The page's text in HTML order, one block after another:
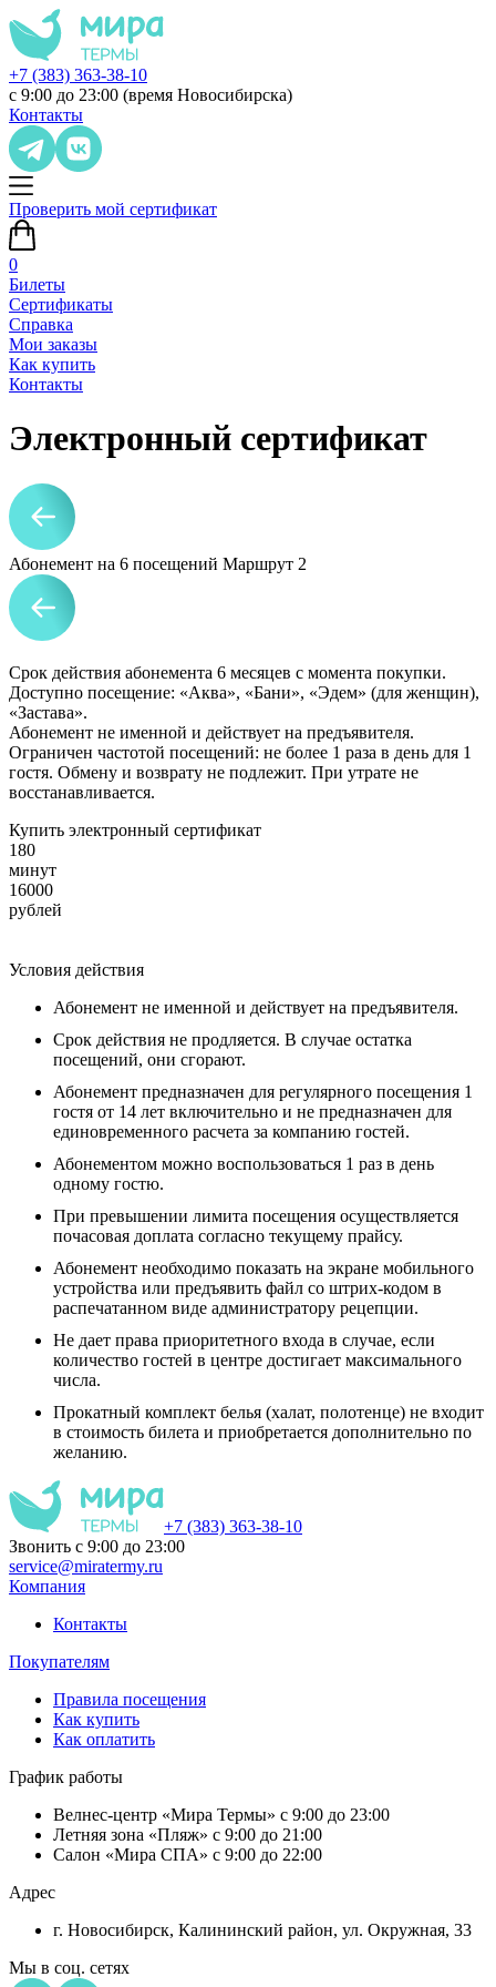
+7 (383) 363-38-10
с 9:00 до 23:00 (время Новосибирска)
Контакты
Проверить мой сертификат
0
Билеты
Сертификаты
Справка
Мои заказы
Как купить
Контакты
Электронный сертификат
Абонемент на 6 посещений Маршрут 2
Срок действия абонемента 6 месяцев с момента покупки.
Доступно посещение: «Аква», «Бани», «Эдем» (для женщин),
«Застава».
Абонемент не именной и действует на предъявителя.
Ограничен частотой посещений: не более 1 раза в день для 1
гостя. Обмену и возврату не подлежит. При утрате не
восстанавливается.
Купить электронный сертификат
180
минут
16000
рублей
Условия действия
Абонемент не именной и действует на предъявителя.
Срок действия не продляется. В случае остатка
посещений, они сгорают.
Абонемент предназначен для регулярного посещения 1
гостя от 14 лет включительно и не предназначен для
единовременного расчета за компанию гостей.
Абонементом можно воспользоваться 1 раз в день
одному гостю.
При превышении лимита посещения осуществляется
почасовая доплата согласно текущему прайсу.
Абонемент необходимо показать на экране мобильного
устройства или предъявить файл со штрих-кодом в
распечатанном виде администратору рецепции.
Не дает права приоритетного входа в случае, если
количество гостей в центре достигает максимального
числа.
Прокатный комплект белья (халат, полотенце) не входит
в стоимость билета и приобретается дополнительно по
желанию.
+7 (383) 363-38-10
Звонить с 9:00 до 23:00
service@miratermy.ru
Компания
Контакты
Покупателям
Правила посещения
Как купить
Как оплатить
График работы
Велнес-центр «Мира Термы» с 9:00 до 23:00
Летняя зона «Пляж» с 9:00 до 21:00
Салон «Мира СПА» с 9:00 до 22:00
Адрес
г. Новосибирск, Калининский район, ул. Окружная, 33
Мы в соц. сетях